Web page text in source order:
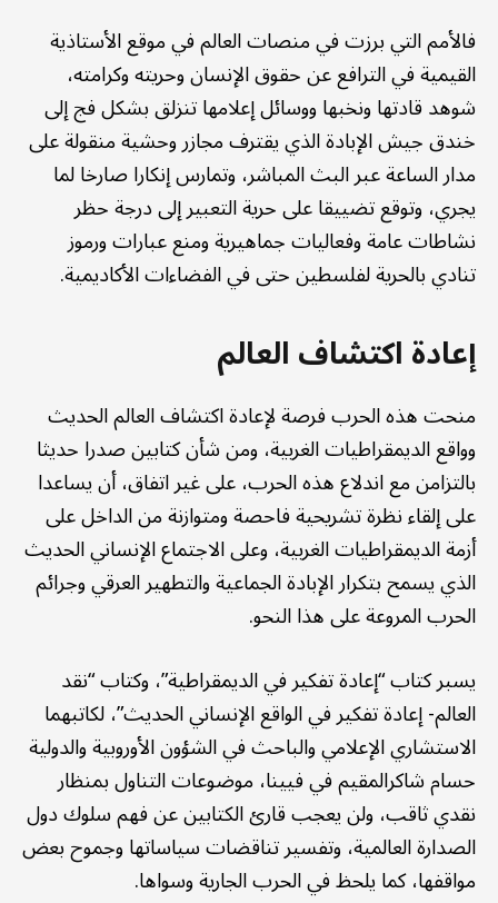
فالأمم التي برزت في منصات العالم في موقع الأستاذية
القيمية في الترافع عن حقوق الإنسان وحريته وكرامته،
شوهد قادتها ونخبها ووسائل إعلامها تنزلق بشكل فج إلى
خندق جيش الإبادة الذي يقترف مجازر وحشية منقولة على
مدار الساعة عبر البث المباشر، وتمارس إنكارا صارخا لما
يجري، وتوقع تضييقا على حرية التعبير إلى درجة حظر
نشاطات عامة وفعاليات جماهيرية ومنع عبارات ورموز
تنادي بالحرية لفلسطين حتى في الفضاءات الأكاديمية.
إعادة اكتشاف العالم
منحت هذه الحرب فرصة لإعادة اكتشاف العالم الحديث
وواقع الديمقراطيات الغربية، ومن شأن كتابين صدرا حديثا
بالتزامن مع اندلاع هذه الحرب، على غير اتفاق، أن يساعدا
على إلقاء نظرة تشريحية فاحصة ومتوازنة من الداخل على
أزمة الديمقراطيات الغربية، وعلى الاجتماع الإنساني الحديث
الذي يسمح بتكرار الإبادة الجماعية والتطهير العرقي وجرائم
الحرب المروعة على هذا النحو.
يسبر كتاب “إعادة تفكير في الديمقراطية”، وكتاب “نقد
العالم- إعادة تفكير في الواقع الإنساني الحديث”، لكاتبهما
الاستشاري الإعلامي والباحث في الشؤون الأوروبية والدولية
حسام شاكرالمقيم في فيينا، موضوعات التناول بمنظار
نقدي ثاقب، ولن يعجب قارئ الكتابين عن فهم سلوك دول
الصدارة العالمية، وتفسير تناقضات سياساتها وجموح بعض
مواقفها، كما يلحظ في الحرب الجارية وسواها.